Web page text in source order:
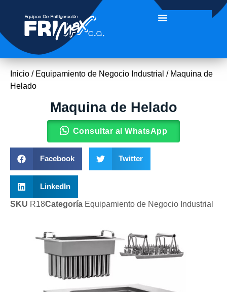
Inicio / Equipamiento de Negocio Industrial / Maquina de
Helado
Maquina de Helado
Consultar al WhatsApp
Facebook Twitter
LinkedIn
SKU R18Categoría Equipamiento de Negocio Industrial